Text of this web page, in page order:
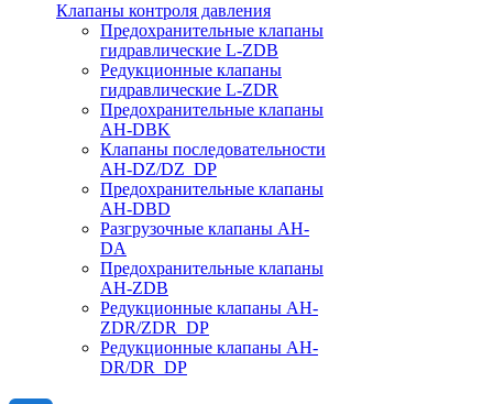
Клапаны контроля давления
Предохранительные клапаны
гидравлические L-ZDB
Редукционные клапаны
гидравлические L-ZDR
Предохранительные клапаны
AH-DBK
Клапаны последовательности
AH-DZ/DZ_DP
Предохранительные клапаны
AH-DBD
Разгрузочные клапаны AH-
DA
Предохранительные клапаны
AH-ZDB
Редукционные клапаны AH-
ZDR/ZDR_DP
Редукционные клапаны AH-
DR/DR_DP